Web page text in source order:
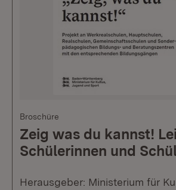
Broschüre
Zeig was du kannst!
Schülerinnen und
Herausgeber: Ministerium für